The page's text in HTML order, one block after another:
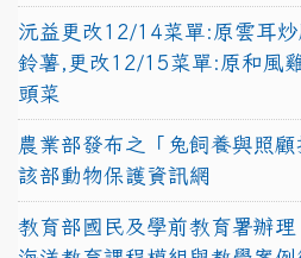
沅益更改12/14菜單:原雲耳
鈴薯,更改12/15菜單:原和風
頭菜
農業部發布之「兔飼養與照
該部動物保護資訊網
教育部國民及學前教育署辦